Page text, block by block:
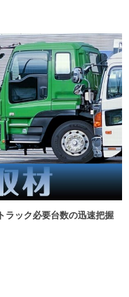
ラック必要台数の迅速把握